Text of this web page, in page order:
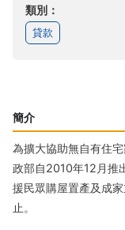
類別：
貸款
簡介
為擴大協助無自有住
政部自2010年12月推
援民眾購屋置產及成
止。